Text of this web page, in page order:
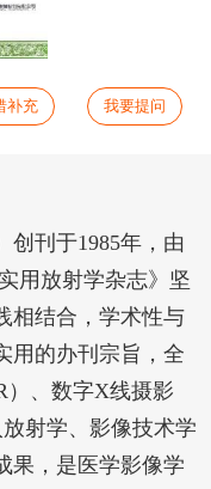
补充 我要提问
创刊于1985年，由
用放射学杂志》坚
相结合，学术性与
用的办刊宗旨，全
）、数字X线摄影
射学、影像技术学
果，是医学影像学